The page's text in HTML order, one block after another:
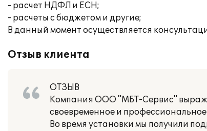
- расчет НДФЛ и ЕСН;
- расчеты с бюджетом и другие;
В данный момент осуществляется
Отзыв клиента
ОТЗЫВ
Компания ООО "МБТ-Сервис"
своевременное и
Во время установки мы получили